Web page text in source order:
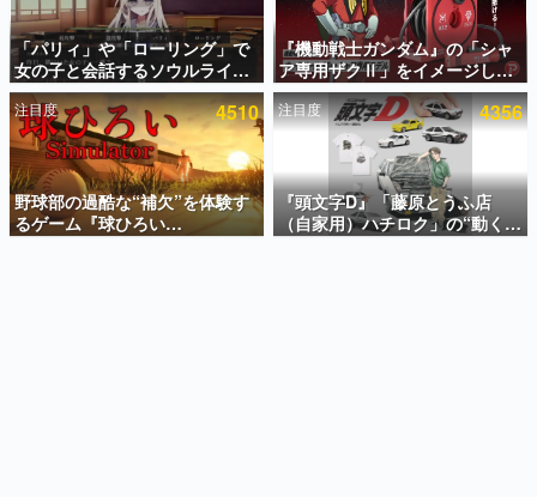
アプリセール情報
インタビュー
連載・特集一覧
殿堂入り記事
SNS拡散数が数千以上！ ページビュー数万以上！ などな
ど。多くの人々に読まれた、電ファミ渾身の“殿堂入り”記
事をまとめました。
「パリィ」や「ローリング」で
女の子と会話するソウルライク
恋愛ゲーム『小早川さんはソウ
ルライク』無料公開。返事に失
敗すると「YOU DIED」
『機動戦士ガンダム』の「シャ
ア専用ザクⅡ」をイメージした
散水ホースリールが予約開始。
本体にはシャアのパーソナルマ
ークやジオン公国軍のエンブレ
ム、型式番号などを配置
注目度 4510
野球部の過酷な“補欠”を体験す
るゲーム『球ひろい
Simulator』が「1件」のウィッ
注目度 4356
『頭文字D』「藤原とうふ店
（自家用）ハチロク」の“動くテ
ィッシュケース”が買えるポップ